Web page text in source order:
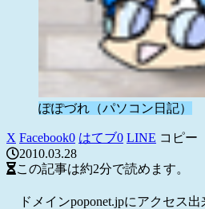
ぽぽづれ（パソコン日記）
X Facebook0 はてブ0 LINE コピー
2010.03.28
この記事は約2分で読めます。
ドメインpoponet.jpにアクセス出